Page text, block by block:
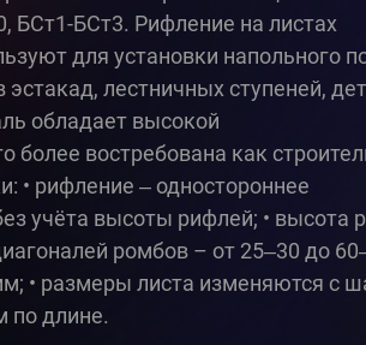
БСт1-БСт3. Рифление на листах
для установки напольного
лестничных ступеней,
обладает высокой
более востребована как
• рифление ‒ одностороннее
учёта высоты рифлей; • высота
ромбов – от 25‒30 до
• размеры листа изменяются с
по длине.